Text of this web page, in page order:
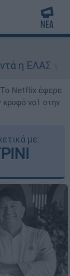
τους 8
Το Netflix έφερε
κρυφό νο1 στην
με: